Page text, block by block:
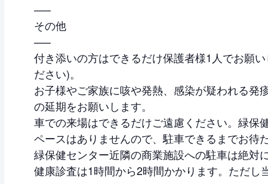
—–
その他
—–
付き添いの方はできるだけ保護者様1人でお願
ださい)。
お子様やご家族に咳や発熱、感染が疑われる発
の延期をお願いします。
車での来場はできるだけご遠慮ください。緑保
ペースはありませんので、駐車できるまでお待
緑保健センター近隣の商業施設への駐車は絶対
健康診査は1時間から2時間かかります。ただし